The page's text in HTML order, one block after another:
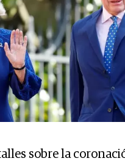
sobre la